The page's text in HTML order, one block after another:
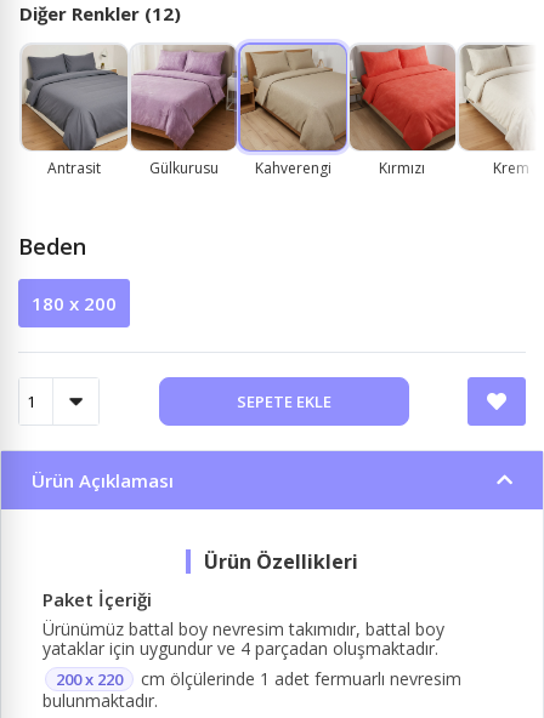
Diğer Renkler (12)
Antrasit Gülkurusu Kahverengi Kırmızı Krem
Beden
180 x 200
SEPETE EKLE
Ürün Açıklaması
Paket İçeriği
Ürünümüz battal boy nevresim takımıdır, battal boy
yataklar için uygundur ve 4 parçadan oluşmaktadır.
200 x 220
cm ölçülerinde 1 adet fermuarlı nevresim
bulunmaktadır.